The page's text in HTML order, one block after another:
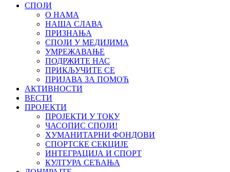
СПОЈИ
О НАМА
НАША СЛАВА
ПРИЗНАЊА
СПОЈИ У МЕДИЈИМА
УМРЕЖАВАЊЕ
ПОДРЖИТЕ НАС
ПРИКЉУЧИТЕ СЕ
ПРИЈАВА ЗА ПОМОЋ
АКТИВНОСТИ
ВЕСТИ
ПРОЈЕКТИ
ПРОЈЕКТИ У ТОКУ
ЧАСОПИС СПОЈИ!
ХУМАНИТАРНИ ФОНДОВИ
СПОРТСКЕ СЕКЦИЈЕ
ИНТЕГРАЦИЈА И СПОРТ
КУЛТУРА СЕЋАЊА